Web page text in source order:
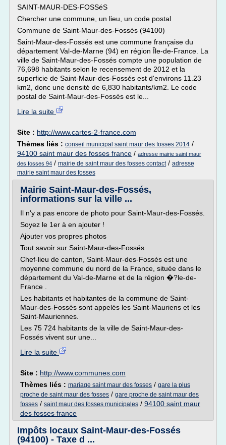
SAINT-MAUR-DES-FOSSéS
Chercher une commune, un lieu, un code postal
Commune de Saint-Maur-des-Fossés (94100)
Saint-Maur-des-Fossés est une commune française du
département Val-de-Marne (94) en région Île-de-France. La
ville de Saint-Maur-des-Fossés compte une population de
76,698 habitants selon le recensement de 2012 et la
superficie de Saint-Maur-des-Fossés est d'environs 11.23
km2, donc une densité de 6,830 habitants/km2. Le code
postal de Saint-Maur-des-Fossés est le...
Lire la suite
Site : http://www.cartes-2-france.com
Thèmes liés : conseil municipal saint maur des fosses 2014 /
94100 saint maur des fosses france / adresse mairie saint maur
des fosses 94 / mairie de saint maur des fosses contact/ adresse
mairie saint maur des fosses
Mairie Saint-Maur-des-Fossés,
informations sur la ville ...
Il n'y a pas encore de photo pour Saint-Maur-des-Fossés.
Soyez le 1er à en ajouter !
Ajouter vos propres photos
Tout savoir sur Saint-Maur-des-Fossés
Chef-lieu de canton, Saint-Maur-des-Fossés est une
moyenne commune du nord de la France, située dans le
département du Val-de-Marne et de la région �?le-de-
France .
Les habitants et habitantes de la commune de Saint-
Maur-des-Fossés sont appelés les Saint-Mauriens et les
Saint-Mauriennes.
Les 75 724 habitants de la ville de Saint-Maur-des-
Fossés vivent sur une...
Lire la suite
Site : http://www.communes.com
Thèmes liés : mariage saint maur des fosses / gare la plus
proche de saint maur des fosses / gare proche de saint maur des
fosses / saint maur des fosses municipales / 94100 saint maur
des fosses france
Impôts locaux Saint-Maur-des-Fossés
(94100) - Taxe d ...